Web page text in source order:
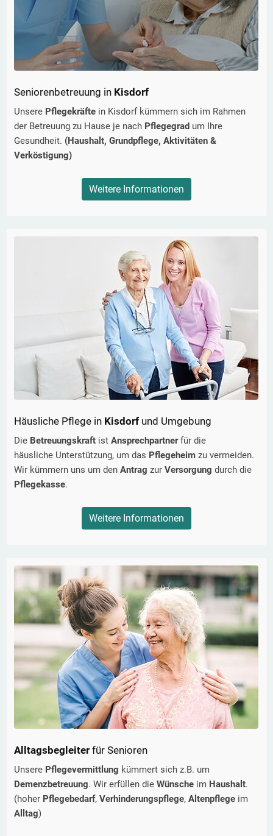
Seniorenbetreuung in Kisdorf
Unsere Pflegekräfte in Kisdorf kümmern sich im Rahmen
der Betreuung zu Hause je nach Pflegegrad um Ihre
Gesundheit. (Haushalt, Grundpflege, Aktivitäten &
Verköstigung)
Weitere Informationen
Häusliche Pflege in Kisdorf und Umgebung
Die Betreuungskraft ist Ansprechpartnerfür die
häusliche Unterstützung, um das Pflegeheim zu vermeiden.
Wir kümmern uns um den Antrag zur Versorgung durch die
Pflegekasse.
Weitere Informationen
Alltagsbegleiter für Senioren
Unsere Pflegevermittlung kümmert sich z.B. um
Demenzbetreuung. Wir erfüllen die Wünsche im Haushalt.
(hoher Pflegebedarf, Verhinderungspflege, Altenpflege im
Alltag)